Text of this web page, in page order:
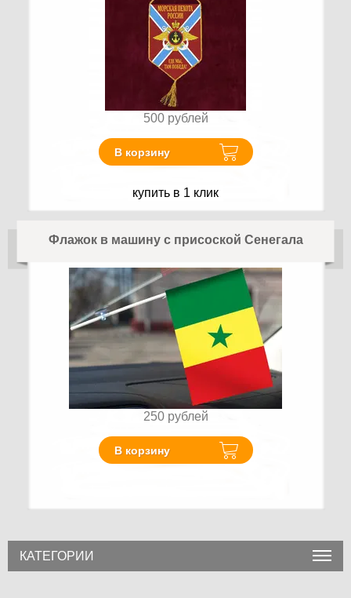
500 рублей
В корзину
купить в 1 клик
Флажок в машину с присоской Сенегала
250 рублей
В корзину
КАТЕГОРИИ